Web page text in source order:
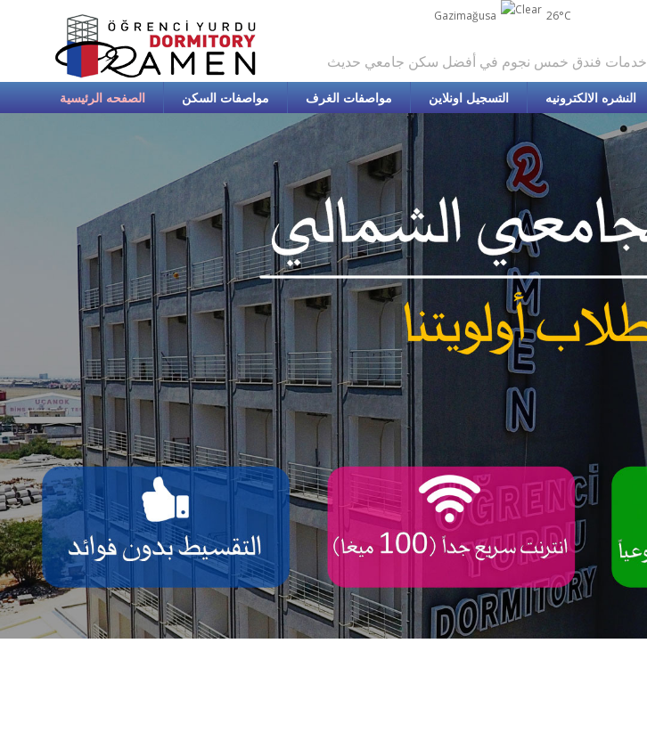
خدمات فندق خمس نجوم في أفضل سكن جامعي حديث
Gazimağusa
26°C
الصفحه الرئيسية مواصفات السكن مواصفات الغرف التسجيل اونلاين النشره الالكترونيه